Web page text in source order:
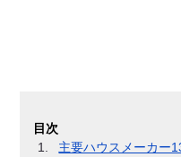
目次
主要ハウスメーカー